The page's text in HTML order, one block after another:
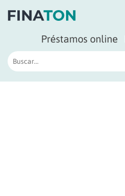
Préstamos online